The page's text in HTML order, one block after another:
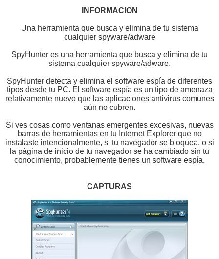
INFORMACION
Una herramienta que busca y elimina de tu sistema
cualquier spyware/adware
SpyHunter es una herramienta que busca y elimina de tu
sistema cualquier spyware/adware.
SpyHunter detecta y elimina el software espía de diferentes
tipos desde tu PC. El software espía es un tipo de amenaza
relativamente nuevo que las aplicaciones antivirus comunes
aún no cubren.
Si ves cosas como ventanas emergentes excesivas, nuevas
barras de herramientas en tu Internet Explorer que no
instalaste intencionalmente, si tu navegador se bloquea, o si
la página de inicio de tu navegador se ha cambiado sin tu
conocimiento, probablemente tienes un software espía.
CAPTURAS